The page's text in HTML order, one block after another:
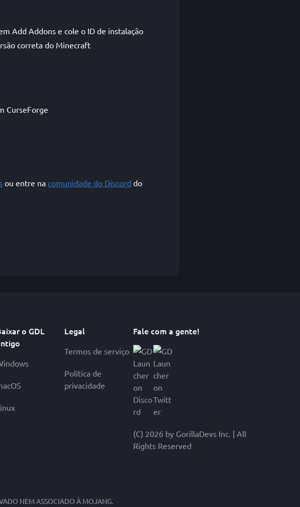
Add Addons e cole o ID de instalação
correta do Minecraft
CurseForge
ou entre na comunidade do Discord do
o GDL
Legal
Termos de serviço
Política de
privacidade
Fale com a gente!
(C) 2026 by GorillaDevs Inc. | All
Rights Reserved
NEM ASSOCIADO À MOJANG.